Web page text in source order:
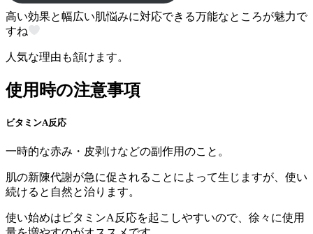
高い効果と幅広い肌悩みに対応できる万能なところが魅力で
すね
人気な理由も頷けます。
使用時の注意事項
ビタミンA反応
一時的な赤み・皮剥けなどの副作用のこと。
肌の新陳代謝が急に促されることによって生じますが、使い
続けると自然と治ります。
使い始めはビタミンA反応を起こしやすいので、徐々に使用